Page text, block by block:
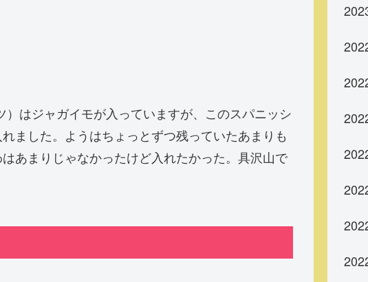
はジャガイモが入っていますが、このスパニッシ
ました。ようはちょっとずつ残っていたあまりも
あまりじゃなかったけど入れたかった。具沢山で